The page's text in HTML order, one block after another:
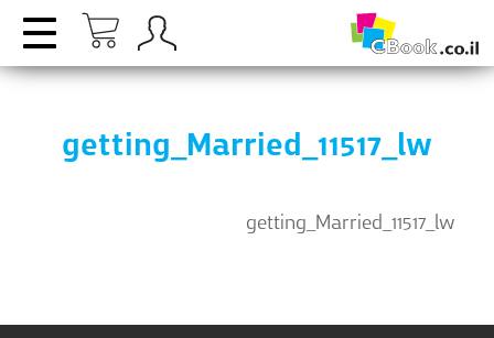
getting_Married_11517_lw
getting_Married_11517_lw